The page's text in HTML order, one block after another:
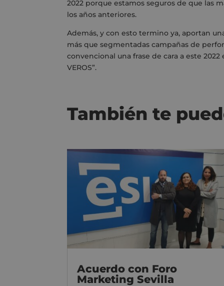
2022 porque estamos seguros de que las
los años anteriores.
Además, y con esto termino ya, aportan
más que segmentadas campañas de
convencional una frase de cara a este 2022
VEROS”.
También te
Acuerdo con Foro
Marketing Sevilla